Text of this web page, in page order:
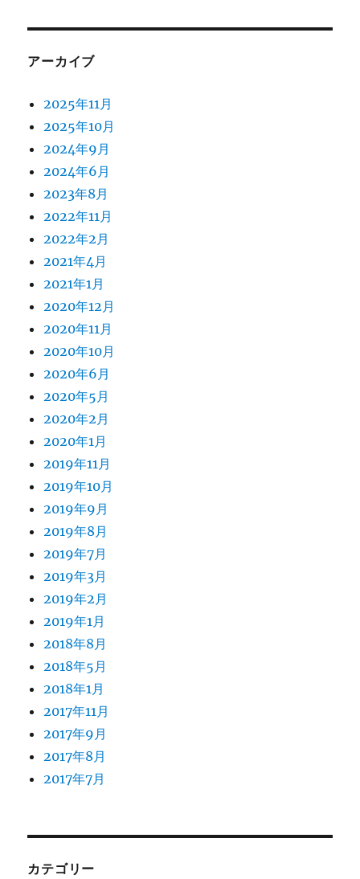
アーカイブ
2025年11月
2025年10月
2024年9月
2024年6月
2023年8月
2022年11月
2022年2月
2021年4月
2021年1月
2020年12月
2020年11月
2020年10月
2020年6月
2020年5月
2020年2月
2020年1月
2019年11月
2019年10月
2019年9月
2019年8月
2019年7月
2019年3月
2019年2月
2019年1月
2018年8月
2018年5月
2018年1月
2017年11月
2017年9月
2017年8月
2017年7月
カテゴリー